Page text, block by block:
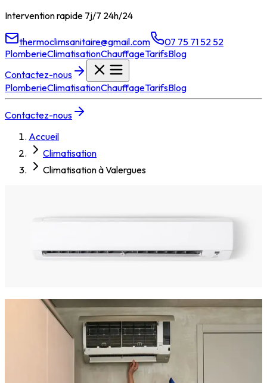
Intervention rapide 7j/7 24h/24
thermoclimsanitaire@gmail.com
07 75 71 52 52
PlomberieClimatisationChauffageTarifsBlog
Contactez-nous
PlomberieClimatisationChauffageTarifsBlog
Contactez-nous
Accueil
Climatisation
Climatisation à Valergues
Climatisation àValergues
Climatisation à Valergues : TCS Plomberie installe et entretient
Installation de climatisation à
Valergues
Vous cherchez à améliorer le confort thermique de votre
logement ou de vos locaux professionnels à Valergues ?
vous accompagne dans l'installation de systèmes